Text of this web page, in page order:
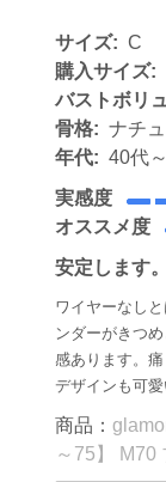
サイズ: C
購入サイズ:
バストボリ
骨格: ナチ
年代: 40代～
実感度
オススメ度
安定します。
ワイヤーなし
ンダーがきつ
感あります。
デザインも可
商品：
～75】 M70